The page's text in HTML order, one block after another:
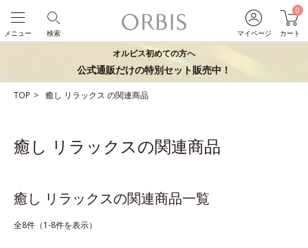
マイページ
0
カート
検索
メニュー
オルビス初めての方へ
公式通販だけの特別セット販売中！
TOP 癒し リラックス の関連商品
癒し リラックスの関連商品
癒し リラックスの関連商品一覧
全8件（1-8件を表示）